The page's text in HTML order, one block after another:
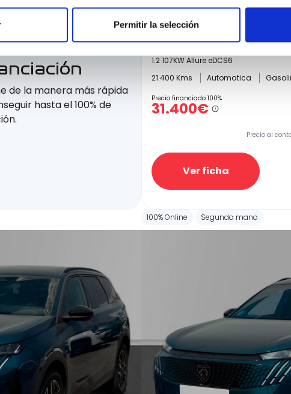
Permitir la selección
de la manera más rápida
hasta el 100% de
Peugeot 5008
1.2 107KW Allure eDCS6
21.400 Kms
Automatica
Precio financiado 100%
31.400€
Precio al
Ver ficha
100% Online Segunda mano